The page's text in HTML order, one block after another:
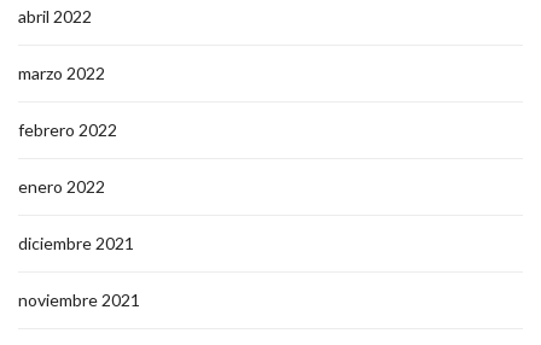
abril 2022
marzo 2022
febrero 2022
enero 2022
diciembre 2021
noviembre 2021